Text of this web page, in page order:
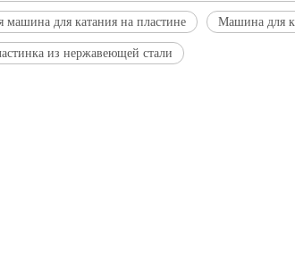
машина для катания на пластине Машина для
из нержавеющей стали